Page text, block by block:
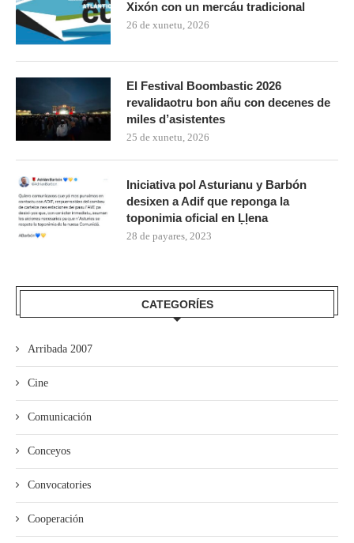
Xixón con un mercáu tradicional
26 de xunetu, 2026
El Festival Boombastic 2026
revalidaotru bon añu con decenes de
miles d’asistentes
25 de xunetu, 2026
Iniciativa pol Asturianu y Barbón
desixen a Adif que reponga la
toponimia oficial en Ḷḷena
28 de payares, 2023
CATEGORÍES
Arribada 2007
Cine
Comunicación
Conceyos
Convocatories
Cooperación